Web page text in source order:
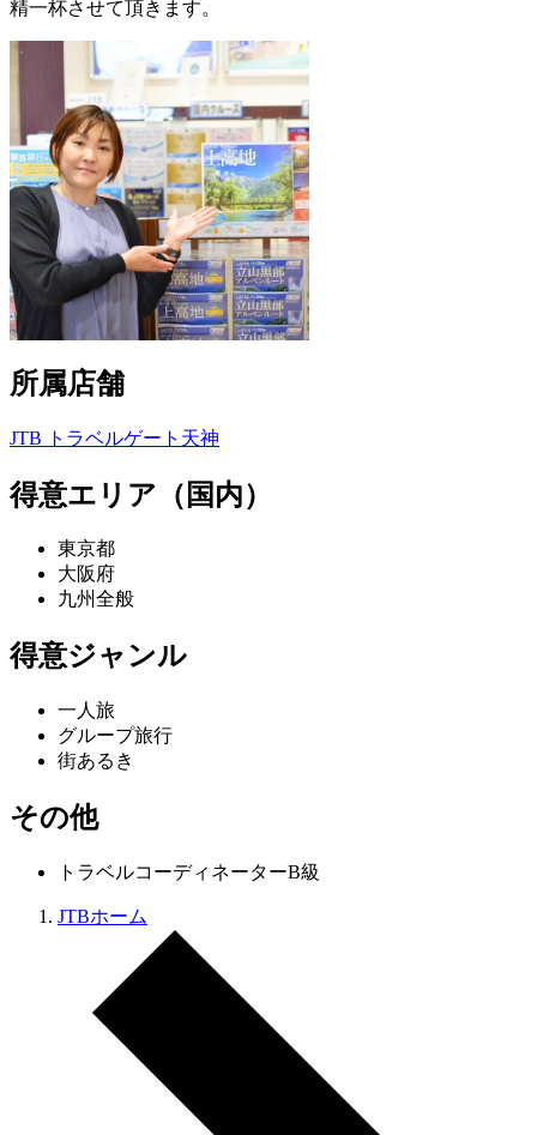
精一杯させて頂きます。
所属店舗
JTB トラベルゲート天神
得意エリア（国内）
東京都
大阪府
九州全般
得意ジャンル
一人旅
グループ旅行
街あるき
その他
トラベルコーディネーターB級
JTBホーム